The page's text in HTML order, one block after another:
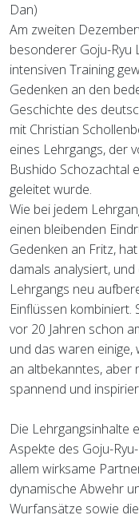
Dan)
Am zweiten
besonderer Goju-Ryu
intensiven Training
Gedenken an den
Geschichte des
mit Christian
eines Lehrgangs, der
Bushido Schozachtal
geleitet wurde.
Wie bei jedem
einen bleibenden
Gedenken an Fritz,
damals analysiert,
Lehrgangs neu
Einflüssen kombiniert.
vor 20 Jahren schon
und das waren
an altbekanntes, aber
spannend und
Die Lehrgangsinhalte
Aspekte des Goju-
allem wirksame
dynamische Abwehr
Wurfansätze sowie